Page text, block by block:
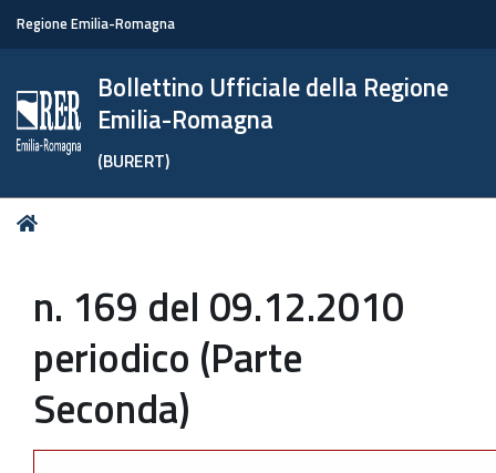
Regione Emilia-Romagna
Bollettino Ufficiale della Regione
Emilia-Romagna
(BURERT)
Tu
n. 169 del 09.12.2010
periodico (Parte
Seconda)